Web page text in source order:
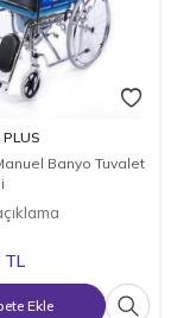
Banyo Tuvalet
TL
Ekle